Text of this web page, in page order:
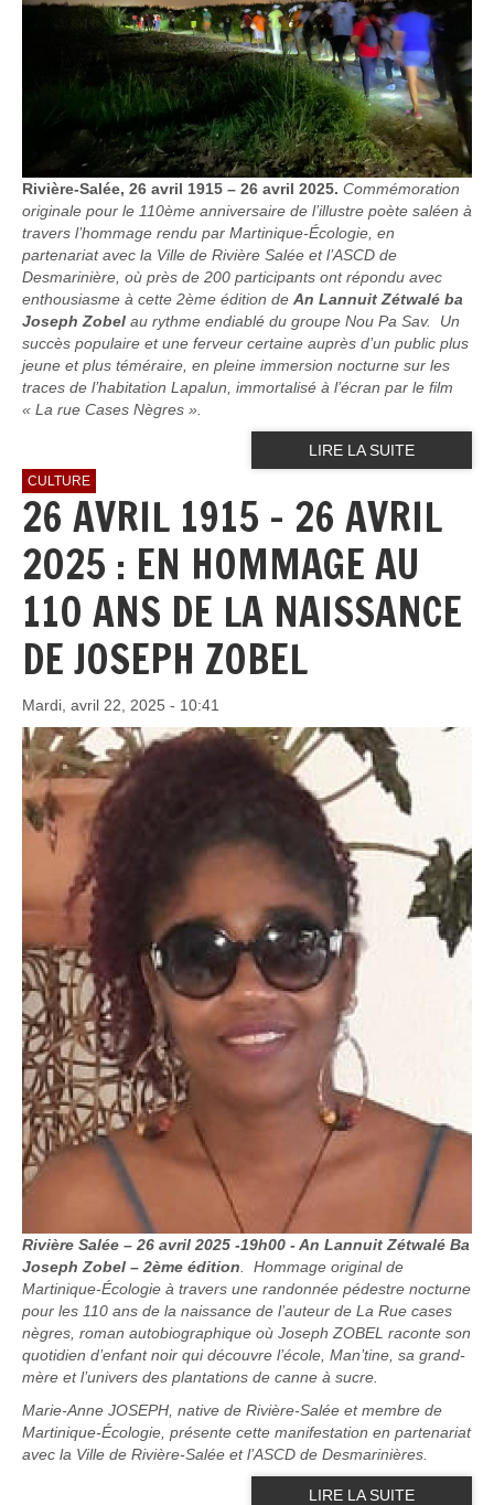
Rivière-Salée, 26 avril 1915 – 26 avril 2025. Commémoration
originale pour le 110ème anniversaire de l’illustre poète saléen à
travers l’hommage rendu par Martinique-Écologie, en
partenariat avec la Ville de Rivière Salée et l’ASCD de
Desmarinière, où près de 200 participants ont répondu avec
enthousiasme à cette 2ème édition de An Lannuit Zétwalé ba
Joseph Zobel au rythme endiablé du groupe Nou Pa Sav. Un
succès populaire et une ferveur certaine auprès d’un public plus
jeune et plus téméraire, en pleine immersion nocturne sur les
traces de l’habitation Lapalun, immortalisé à l’écran par le film
« La rue Cases Nègres ».
LIRE LA SUITE
CULTURE
26 AVRIL 1915 – 26 AVRIL
2025 : EN HOMMAGE AU
110 ANS DE LA NAISSANCE
DE JOSEPH ZOBEL
Mardi, avril 22, 2025 - 10:41
Rivière Salée – 26 avril 2025 -19h00 - An Lannuit Zétwalé Ba
Joseph Zobel – 2ème édition . Hommage original de
Martinique-Écologie à travers une randonnée pédestre nocturne
pour les 110 ans de la naissance de l’auteur de La Rue cases
nègres, roman autobiographique où Joseph ZOBEL raconte son
quotidien d’enfant noir qui découvre l’école, Man’tine, sa grand-
mère et l’univers des plantations de canne à sucre.
Marie-Anne JOSEPH, native de Rivière-Salée et membre de
Martinique-Écologie, présente cette manifestation en partenariat
avec la Ville de Rivière-Salée et l’ASCD de Desmarinières.
LIRE LA SUITE